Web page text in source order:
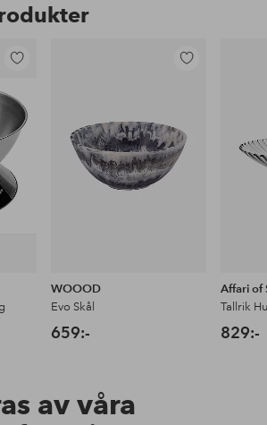
i
favoriter
WOOOD
Evo Skål
659:-
Affari of
Tallrik
829:-
av våra